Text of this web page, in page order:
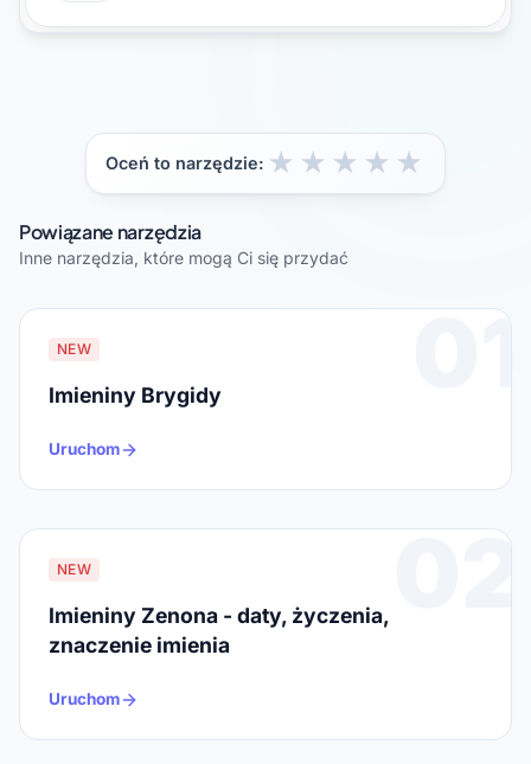
Oceń to narzędzie: ★
★
★
★
★
Powiązane narzędzia
Inne narzędzia, które mogą Ci się przydać
01
NEW
Imieniny Brygidy
Uruchom
02
NEW
Imieniny Zenona - daty, życzenia,
znaczenie imienia
Uruchom